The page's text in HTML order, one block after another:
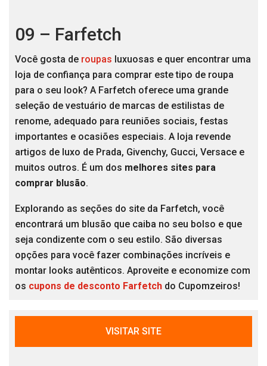
09 – Farfetch
Você gosta de roupas luxuosas e quer encontrar uma
loja de confiança para comprar este tipo de roupa
para o seu look? A Farfetch oferece uma grande
seleção de vestuário de marcas de estilistas de
renome, adequado para reuniões sociais, festas
importantes e ocasiões especiais. A loja revende
artigos de luxo de Prada, Givenchy, Gucci, Versace e
muitos outros. É um dos melhores sites para
comprar blusão.
Explorando as seções do site da Farfetch, você
encontrará um blusão que caiba no seu bolso e que
seja condizente com o seu estilo. São diversas
opções para você fazer combinações incríveis e
montar looks autênticos. Aproveite e economize com
os cupons de desconto Farfetch do Cupomzeiros!
VISITAR SITE